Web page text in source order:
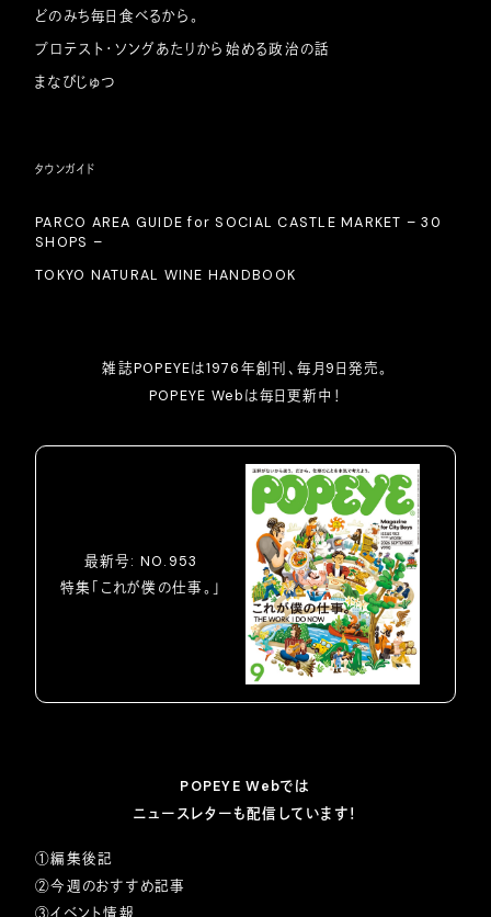
どのみち毎日食べるから。
プロテスト・ソングあたりから始める政治の話
まなびじゅつ
タウンガイド
PARCO AREA GUIDE for SOCIAL CASTLE MARKET – 30
SHOPS –
TOKYO NATURAL WINE HANDBOOK
雑誌POPEYEは1976年創刊、毎月9日発売。
POPEYE Webは毎日更新中！
最新号: NO.953
特集「これが僕の仕事。」
POPEYE Webでは
ニュースレターも配信しています！
①編集後記
②今週のおすすめ記事